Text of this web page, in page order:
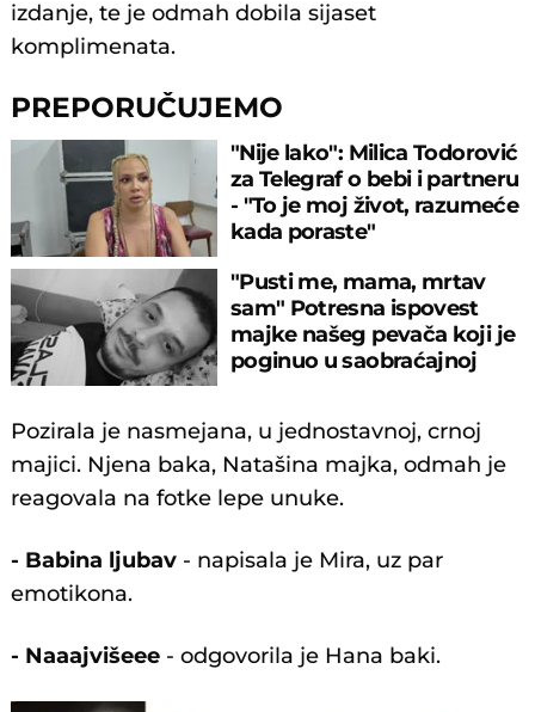
izdanje, te je odmah dobila sijaset
komplimenata.
PREPORUČUJEMO
"Nije lako": Milica Todorović
za Telegraf o bebi i partneru
- "To je moj život, razumeće
kada poraste"
"Pusti me, mama, mrtav
sam" Potresna ispovest
majke našeg pevača koji je
poginuo u saobraćajnoj
Pozirala je nasmejana, u jednostavnoj, crnoj
majici. Njena baka, Natašina majka, odmah je
reagovala na fotke lepe unuke.
- Babina ljubav - napisala je Mira, uz par
emotikona.
- Naaajvišeee - odgovorila je Hana baki.